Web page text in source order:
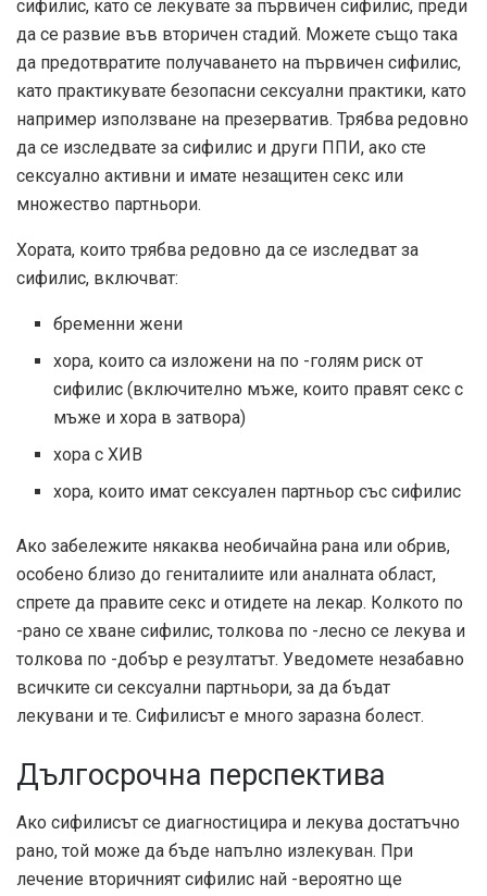
сифилис, като се лекувате за първичен сифилис, преди
да се развие във вторичен стадий. Можете също така
да предотвратите получаването на първичен сифилис,
като практикувате безопасни сексуални практики, като
например използване на презерватив. Трябва редовно
да се изследвате за сифилис и други ППИ, ако сте
сексуално активни и имате незащитен секс или
множество партньори.
Хората, които трябва редовно да се изследват за
сифилис, включват:
бременни жени
хора, които са изложени на по -голям риск от
сифилис (включително мъже, които правят секс с
мъже и хора в затвора)
хора с ХИВ
хора, които имат сексуален партньор със сифилис
Ако забележите някаква необичайна рана или обрив,
особено близо до гениталиите или аналната област,
спрете да правите секс и отидете на лекар. Колкото по
-рано се хване сифилис, толкова по -лесно се лекува и
толкова по -добър е резултатът. Уведомете незабавно
всичките си сексуални партньори, за да бъдат
лекувани и те. Сифилисът е много заразна болест.
Дългосрочна перспектива
Ако сифилисът се диагностицира и лекува достатъчно
рано, той може да бъде напълно излекуван. При
лечение вторичният сифилис най -вероятно ще